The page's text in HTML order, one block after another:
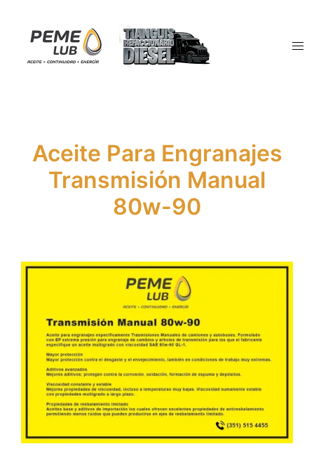
contenido
Aceite Para Engranajes
Transmisión Manual
80w-90